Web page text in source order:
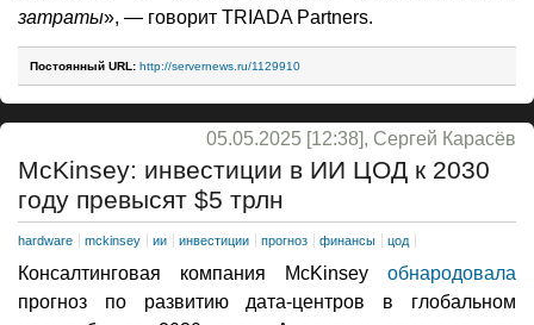
затраты», — говорит TRIADA Partners.
Постоянный URL: http://servernews.ru/1129910
05.05.2025 [12:38], Сергей Карасёв
McKinsey: инвестиции в ИИ ЦОД к 2030
году превысят $5 трлн
hardware mckinsey ии инвестиции прогноз финансы цод
Консалтинговая компания McKinsey обнародовала
прогноз по развитию дата-центров в глобальном